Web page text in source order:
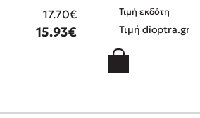
17.70€
15.93€
Τιμή εκδότη
Τιμή dioptra.gr